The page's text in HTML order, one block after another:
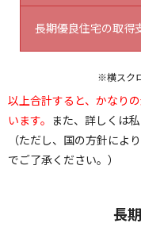
長期優良住宅の取得
※横スク
以上合計すると、かなり
います。 また、詳しくは
（ただし、国の方針によ
でご了承ください。）
長